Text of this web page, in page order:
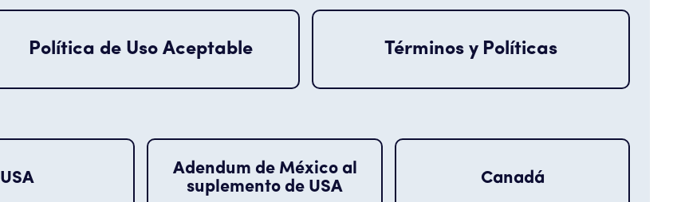
Política de Uso Aceptable Términos y Políticas
USA
Adendum de México al
suplemento de USA
Canadá